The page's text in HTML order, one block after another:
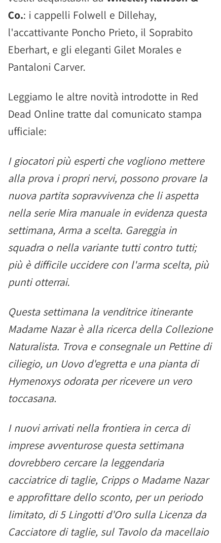
Co.: i cappelli Folwell e Dillehay,
l'accattivante Poncho Prieto, il Soprabito
Eberhart, e gli eleganti Gilet Morales e
Pantaloni Carver.
Leggiamo le altre novità introdotte in Red
Dead Online tratte dal comunicato stampa
ufficiale:
I giocatori più esperti che vogliono mettere
alla prova i propri nervi, possono provare la
nuova partita sopravvivenza che li aspetta
nella serie Mira manuale in evidenza questa
settimana, Arma a scelta. Gareggia in
squadra o nella variante tutti contro tutti;
più è difficile uccidere con l'arma scelta, più
punti otterrai.
Questa settimana la venditrice itinerante
Madame Nazar è alla ricerca della Collezione
Naturalista. Trova e consegnale un Pettine di
ciliegio, un Uovo d'egretta e una pianta di
Hymenoxys odorata per ricevere un vero
toccasana.
I nuovi arrivati nella frontiera in cerca di
imprese avventurose questa settimana
dovrebbero cercare la leggendaria
cacciatrice di taglie, Cripps o Madame Nazar
e approfittare dello sconto, per un periodo
limitato, di 5 Lingotti d'Oro sulla Licenza da
Cacciatore di taglie, sul Tavolo da macellaio